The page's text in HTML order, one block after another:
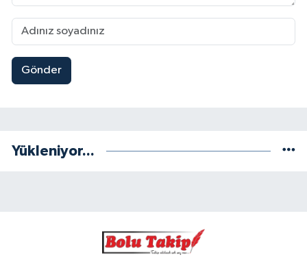
Gönder
Yükleniyor...